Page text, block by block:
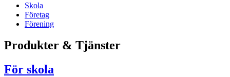
Skola
Företag
Förening
Produkter & Tjänster
För skola